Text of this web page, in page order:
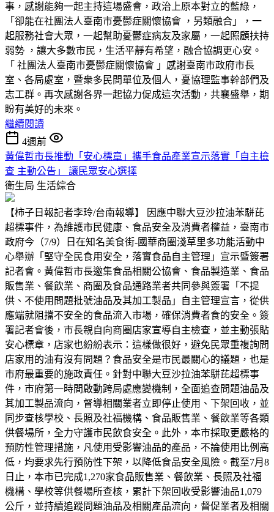
事，感謝能夠一起主持這場盛會，政治上原本對立的藍綠，
「卻能在社團法人臺南市憂鬱症關懷協會 ，另類融合」，一
起服務社會大眾，一起幫助憂鬱症病友及家屬，一起照顧扶持
弱勢 ，讓大多數市民，生活平靜有希望，融合協調更心安。
「 社團法人臺南市憂鬱症關懷協會 」感謝臺南市政府市長
室、各局處室，暨衆多民間單位及個人，憂協理監事幹部們及
志工群。再次感謝各界一起協力促成這次活動，共襄盛舉，期
盼有美好的未來。
繼續閱讀
4週前
黃偉哲市長推動「安心標章」攜手食品產業宣示落實「自主檢
查 主動公告」 讓民眾安心選擇
衛生局 生活綜合
【柿子日報記者李玲/台南報導】 因應中聯大豆沙拉油苯駢芘
超標事件，為維護市民健康、食品安全及消費者權益，臺南市
政府今（7/9）日在知名美食街-國華商圈淺草里多功能活動中
心舉辦「堅守全民食用安全，落實食品自主管理」宣示暨簽署
記者會。黃偉哲市長邀集食品相關公協會、食品製造業、食品
販售業、餐飲業、商圈及食品通路業者共同參與簽署「不提
供、不使用問題批號油品及其加工製品」自主管理宣言，從供
應端就阻擋不安全的食品流入市場，確保消費者食的安全。簽
署記者會後，市長親自向商圈店家宣導自主檢查，並主動張貼
安心標章，店家也紛紛表示：這樣做很好，避免民眾重複詢問
店家用的油有沒有問題？食品安全是市民最關心的議題，也是
市府最重要的施政責任。針對中聯大豆沙拉油苯駢芘超標事
件，市府第一時間啟動跨局處應變機制，全面追查問題油品及
其加工製品流向，督導相關業者立即停止使用、下架回收，並
同步查核學校、長照及社福機構、食品販售業、餐飲業等各類
供餐場所，全力守護市民飲食安全。此外，本市採取更嚴格的
預防性管理措施，凡使用受影響油品的產品，不論使用比例高
低，均要求先行預防性下架，以降低食品安全風險。截至7月8
日止，本市已完成1,270家食品販售業、餐飲業、長照及社福
機構、學校等供餐場所查核，累計下架回收受影響油品1,079
公斤，並持續追蹤問題油品及相關產品流向，督促業者及相關